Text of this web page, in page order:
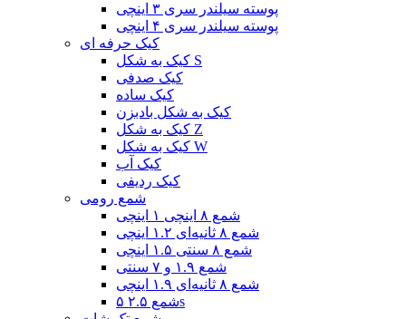
پوسته سیلندر سری ۳ اینچی
پوسته سیلندر سری ۴ اینچی
کیک حرفه ای
کیک به شکل S
کیک صدفی
کیک ساده
کیک به شکل بادبزن
کیک به شکل Z
کیک به شکل W
کیک آب
کیک ردیفی
شمع رومی
شمع ۸ اینچی ۱ اینچی
شمع ۸ ثانیه‌ای ۱.۲ اینچی
شمع ۸ سنتی ۱.۵ اینچی
شمع ۱.۹ و ۷ سنتی
شمع ۸ ثانیه‌ای ۱.۹ اینچی
شمع ۲.۵ ۵s